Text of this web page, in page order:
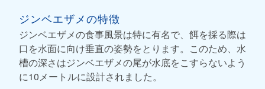
ジンベエザメの特徴
ジンベエザメの食事風景は特に有名で、餌を採る際は
口を水面に向け垂直の姿勢をとります。このため、水
槽の深さはジンベエザメの尾が水底をこすらないよう
に10メートルに設計されました。